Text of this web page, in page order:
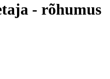
- rõhumus